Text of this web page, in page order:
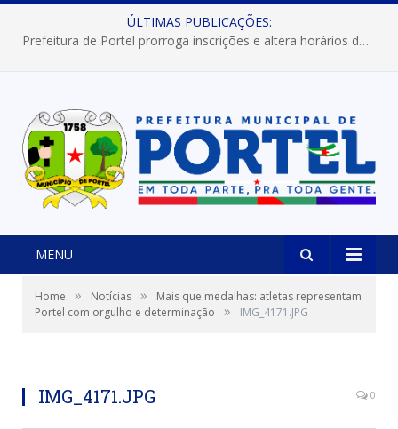
ÚLTIMAS PUBLICAÇÕES:
Prefeitura de Portel prorroga inscrições e altera horários dos concursos “Musa” e “Miss Mix Verão 2026”
MENU
Home » Notícias »
Mais que medalhas: atletas representam
Portel com orgulho e determinação
» IMG_4171.JPG
IMG_4171.JPG 0